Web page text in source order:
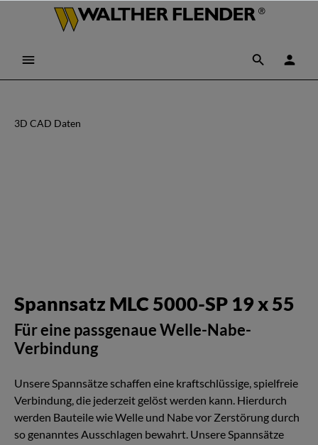
3D CAD Daten
Spannsatz MLC 5000-SP 19 x 55
Für eine passgenaue Welle-Nabe-
Verbindung
Unsere Spannsätze schaffen eine kraftschlüssige, spielfreie
Verbindung, die jederzeit gelöst werden kann. Hierdurch
werden Bauteile wie Welle und Nabe vor Zerstörung durch
so genanntes Ausschlagen bewahrt. Unsere Spannsätze